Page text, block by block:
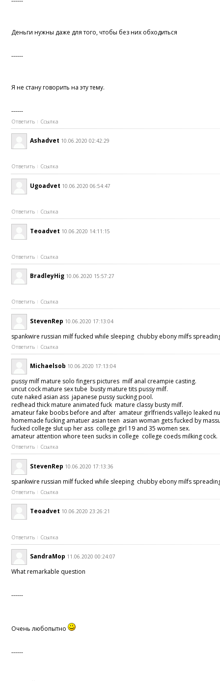
Деньги нужны даже для того, чтобы без них обходиться
------
Я не стану говорить на эту тему.
------
Ответить Ссылка
Ashadvet 10.06.2020 02:42:29
Ответить Ссылка
Ugoadvet 10.06.2020 06:54:47
Ответить Ссылка
Teoadvet 10.06.2020 14:11:15
Ответить Ссылка
BradleyHig 10.06.2020 15:57:27
Ответить Ссылка
StevenRep 10.06.2020 17:13:04
spankwire russian milf fucked while sleeping chubby ebony milfs
Ответить Ссылка
Michaelsob 10.06.2020 17:13:04
pussy milf mature solo fingers pictures milf anal creampie casting.
uncut cock mature sex tube busty mature tits pussy milf.
cute naked asian ass japanese pussy sucking pool.
redhead thick mature animated fuck mature classy busty milf.
amateur fake boobs before and after amateur girlfriends vallejo leaked
homemade fucking amatuer asian teen asian woman gets fucked by
fucked college slut up her ass college girl 19 and 35 women sex.
amateur attention whore teen sucks in college college coeds milking cock.
Ответить Ссылка
StevenRep 10.06.2020 17:13:36
spankwire russian milf fucked while sleeping chubby ebony milfs
Ответить Ссылка
Teoadvet 10.06.2020 23:26:21
Ответить Ссылка
SandraMop 11.06.2020 00:24:07
What remarkable question
------
Очень любопытно
------